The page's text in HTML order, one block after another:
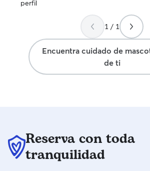
1 / 1
Encuentra cuidado de
de ti
Reserva con toda
tranquilidad